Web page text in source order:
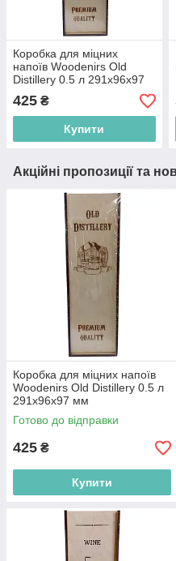
Коробка для міцних
напоїв Woodenirs Old
Distillery 0.5 л 291х96х97
мм (4821314442067)
425 ₴
Купити
Акційні пропозиції та
Коробка для міцних напоїв
Woodenirs Old Distillery 0.5 л
291х96х97 мм
(4821314442067)
Готово до відправки
425 ₴
Купити